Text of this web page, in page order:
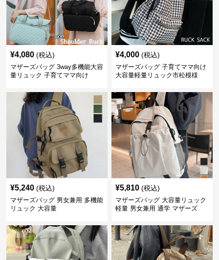
¥4,080 (税込)
マザーズバッグ 3way多機能大容
量リュック 子育てママ向け
¥4,000 (税込)
マザーズバッグ 子育てママ向け
大容量軽量リュック市松模様
¥5,240 (税込)
マザーズバッグ 男女兼用 多機能
リュック 大容量
¥5,810 (税込)
マザーズバッグ 大容量リュック
軽量 男女兼用 通学 マザーズ